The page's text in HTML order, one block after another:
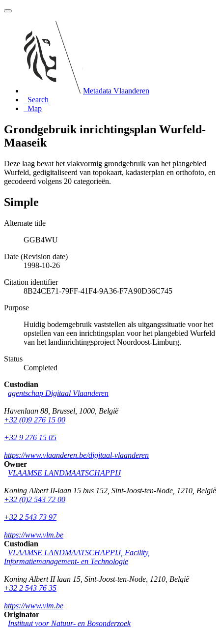
Metadata Vlaanderen
Search
Map
Grondgebruik inrichtingsplan Wurfeld-
Maaseik
Deze laag bevat het vlakvormig grondgebruik van het plangebied
Wurfeld, gedigitaliseerd van topokaart, kadasterplan en orthofoto, en
gecodeerd volgens 20 categorieën.
Simple
Alternate title
GGB4WU
Date (Revision date)
1998-10-26
Citation identifier
8B24CE71-79FF-41F4-9A36-F7A90D36C745
Purpose
Huidig bodemgebruik vaststellen als uitgangssituatie voor het
opstellen van een inrichtingsplan voor het plangebied Wurfeld
van het landinrichtingsproject Noordoost-Limburg.
Status
Completed
Custodian
agentschap Digitaal Vlaanderen
Havenlaan 88 Brussel 1000 België
+32 (0)9 276 15 00
+32 9 276 15 05
https://www.vlaanderen.be/digitaal-vlaanderen
Owner
VLAAMSE LANDMAATSCHAPPIJ
Koning Albert II-laan 15 bus 152 Sint-Joost-ten-Node 1210 België
+32 (0)2 543 72 00
+32 2 543 73 97
https://www.vlm.be
Custodian
VLAAMSE LANDMAATSCHAPPIJ, Facility,
Informatiemanagement- en Technologie
Koning Albert II laan 15 Sint-Joost-ten-Node 1210 België
+32 2 543 76 35
https://www.vlm.be
Originator
Instituut voor Natuur- en Bosonderzoek